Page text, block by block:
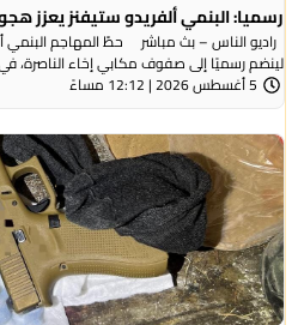
رسميا: البنمي ألفريدو ستيفنز يعزز
راديو الناس – بث مباشر حطّ المهاجم البنمي
لينضم رسميًا إلى صفوف مكابي إخاء الناصرة،
5 أغسطس 2026 | 12:12 مساءً